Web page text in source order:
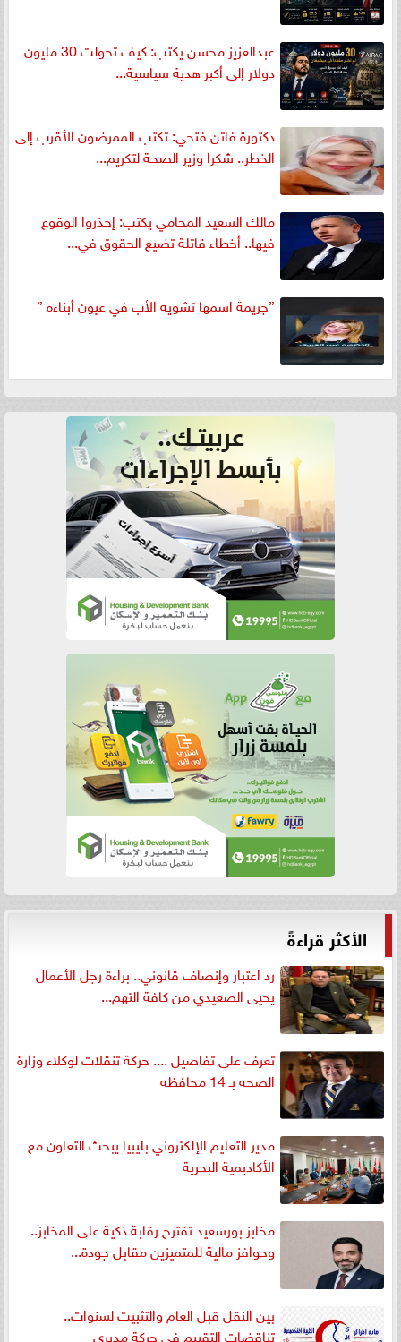
عبدالعزيز محسن يكتب: كيف تحولت 30 مليون
دولار إلى أكبر هدية سياسية...
دكتورة فاتن فتحي: تكتب الممرضون الأقرب إلى
الخطر.. شكرا وزير الصحة لتكريم...
مالك السعيد المحامي يكتب: إحذروا الوقوع
فيها.. أخطاء قاتلة تضيع الحقوق في...
”جريمة اسمها تشويه الأب في عيون أبناءه ”
الأكثر قراءةً
رد اعتبار وإنصاف قانوني.. براءة رجل الأعمال
يحيى الصعيدي من كافة التهم...
تعرف على تفاصيل .... حركة تنقلات لوكلاء وزارة
الصحه بـ 14 محافظه
مدير التعليم الإلكتروني بليبيا يبحث التعاون مع
الأكاديمية البحرية
مخابز بورسعيد تقترح رقابة ذكية على المخابز..
وحوافز مالية للمتميزين مقابل جودة...
بين النقل قبل العام والتثبيت لسنوات..
تناقضات التقييم في حركة مديري